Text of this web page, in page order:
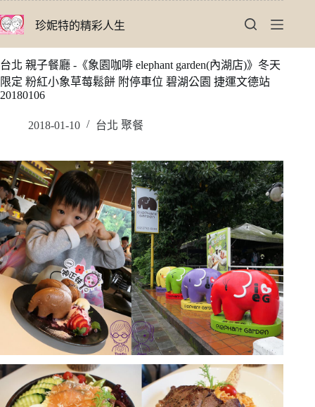
至
要
內
容
珍妮特的精彩人生
台北 親子餐廳 -《象園咖啡 elephant garden(內湖店)》冬天
限定 粉紅小象草莓鬆餅 附停車位 碧湖公園 捷運文德站
20180106
2018-01-10 台北 聚餐